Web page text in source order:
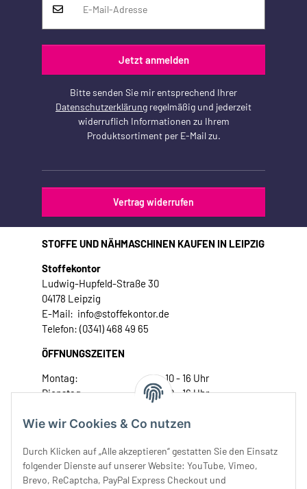
Wie wir Cookies & Co nutzen
Durch Klicken auf „Alle akzeptieren“ gestatten Sie den Einsatz
folgender Dienste auf unserer Website: YouTube, Vimeo,
Brevo, ReCaptcha, PayPal Express Checkout und
Jetzt anmelden
Bitte senden Sie mir entsprechend Ihrer
Datenschutzerklärung regelmäßig und jederzeit
widerruflich Informationen zu Ihrem
Produktsortiment per E-Mail zu.
Vertrag widerrufen
STOFFE UND NÄHMASCHINEN KAUFEN IN LEIPZIG
Stoffekontor
Ludwig-Hupfeld-Straße 30
04178 Leipzig
E-Mail: info@stoffekontor.de
Telefon: (0341) 468 49 65
ÖFFNUNGSZEITEN
Montag:
10 - 16 Uhr
Dienstag:
10 - 16 Uhr
Donnerstag:
10 - 18 Uhr
Samstag:
10 - 14 Uhr
Unser Service